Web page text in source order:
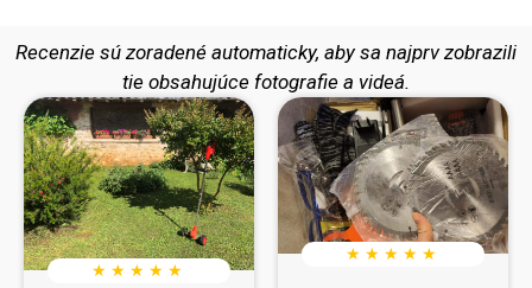
Recenzie sú zoradené automaticky, aby sa najprv zobrazili
tie obsahujúce fotografie a videá.
★ ★ ★ ★ ★
★ ★ ★ ★ ★